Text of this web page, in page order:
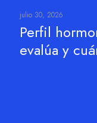
julio 30, 2026
Perfil
evalúa y